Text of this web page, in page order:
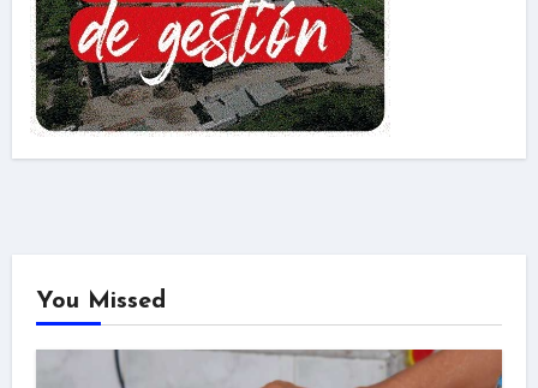
You Missed